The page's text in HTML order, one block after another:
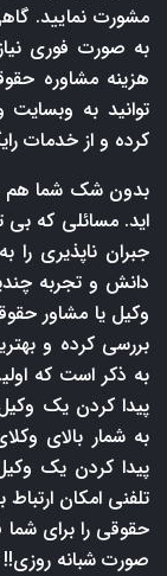
مشورت نمایید.
به صورت فوری
هزینه مشاوره
توانید به
کرده و از خدمات
بدون شک شما هم
اید. مسائلی که بی
جبران ناپذیری را
دانش و تجربه
وکیل یا مشاور
بررسی کرده و
به ذکر است که
پیدا کردن یک
به شمار بالای
پیدا کردن یک
تلفنی امکان
حقوقی را برای
صورت شبانه روزی!!